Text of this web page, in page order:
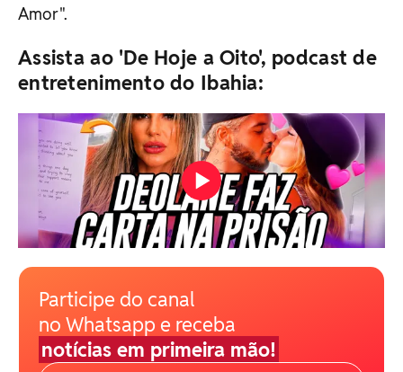
Amor".
Assista ao 'De Hoje a Oito', podcast de
entretenimento do Ibahia:
Participe do canal
no Whatsapp e receba
notícias em primeira mão!